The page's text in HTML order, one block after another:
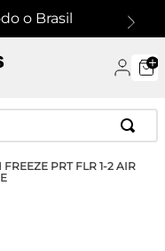
o Brasil
FREEZE PRT FLR 1-2 AIR